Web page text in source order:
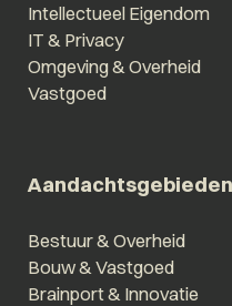
Intellectueel Eigendom
IT & Privacy
Omgeving & Overheid
Vastgoed
Aandachtsgebieden
Bestuur & Overheid
Bouw & Vastgoed
Brainport & Innovatie